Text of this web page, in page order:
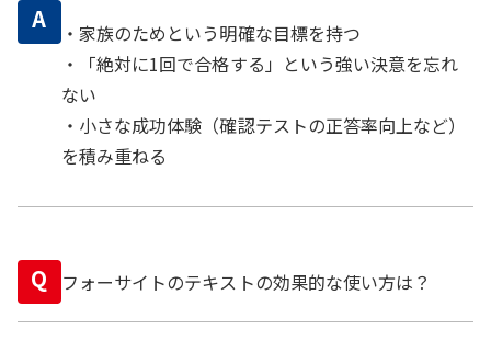
A
・家族のためという明確な目標を持つ
・「絶対に1回で合格する」という強い決意を忘れ
ない
・小さな成功体験（確認テストの正答率向上など）
を積み重ねる
Q フォーサイトのテキストの効果的な使い方は？